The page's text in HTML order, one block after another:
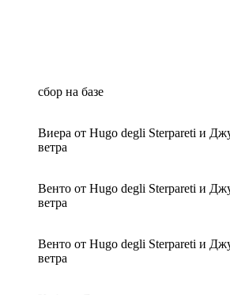
сбор на базе
Виера от Hugo degli Sterpareti и
ветра
Венто от Hugo degli Sterpareti и
ветра
Венто от Hugo degli Sterpareti и
ветра